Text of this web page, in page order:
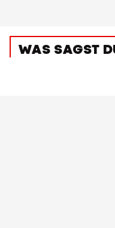
WAS SAGST